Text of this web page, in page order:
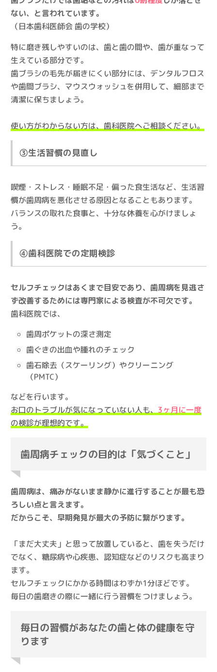
ない、と言われています。
（日本歯科医師会 歯の学校）
特に磨き残しやすいのは、歯と歯の間や、歯が重なって
生えている部分です。
歯ブラシの毛先が届きにくい部分には、デンタルフロス
や歯間ブラシ、マウスウォッシュを併用して、細部まで
清潔に保ちましょう。
使い方がわからない方は、歯科医院へご相談ください。
③生活習慣の見直し
喫煙・ストレス・睡眠不足・偏った食生活など、生活習
慣が歯周病を悪化させる原因となることもあります。
バランスの取れた食事と、十分な休養を心がけましょ
う。
④歯科医院での定期検診
セルフチェックはあくまで目安であり、歯周病を見逃さ
ず改善するためには専門家による検査が不可欠です。
歯科医院では、
歯周ポケットの深さ測定
歯ぐきの出血や腫れのチェック
歯石除去（スケーリング）やクリーニング
（PMTC）
などを行います。
お口のトラブルが気になっていない人も、 3ヶ月に一度
の検診が理想的です。
歯周病チェックの目的は「気づくこと」
歯周病は、痛みがないまま静かに進行することが最も恐
ろしい点と言えます。
だからこそ、早期発見が最大の予防に繋がります。
「まだ大丈夫」と思って放置していると、歯を失うだけ
でなく、糖尿病や心疾患、認知症などのリスクも高まり
ます。
セルフチェックにかかる時間はわずか1分ほどです。
毎日の歯磨きの際に一緒に行う習慣をつけましょう。
毎日の習慣があなたの歯と体の健康を守
ります